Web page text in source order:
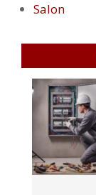
Salon